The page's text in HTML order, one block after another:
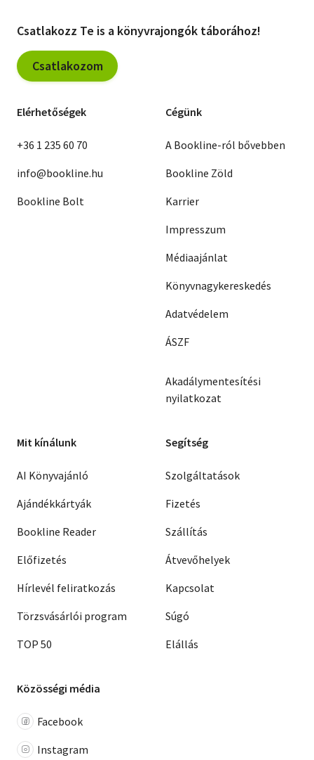
Csatlakozz Te is a könyvrajongók táborához!
Csatlakozom
Elérhetőségek
+36 1 235 60 70
info@bookline.hu
Bookline Bolt
Cégünk
A Bookline-ról bővebben
Bookline Zöld
Karrier
Impresszum
Médiaajánlat
Könyvnagykereskedés
Adatvédelem
ÁSZF
Akadálymentesítési
nyilatkozat
Mit kínálunk
AI Könyvajánló
Ajándékkártyák
Bookline Reader
Előfizetés
Hírlevél feliratkozás
Törzsvásárlói program
TOP 50
Segítség
Szolgáltatások
Fizetés
Szállítás
Átvevőhelyek
Kapcsolat
Súgó
Elállás
Közösségi média
Facebook
Instagram